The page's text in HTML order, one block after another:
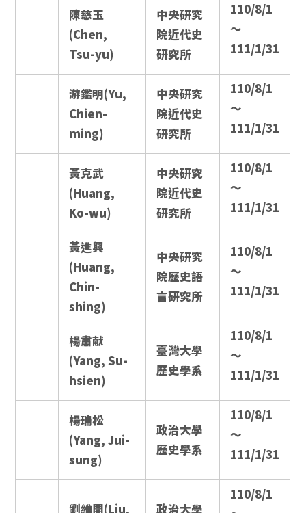
陳慈玉
(Chen,
Tsu-yu)
中央研究
院近代史
研究所
110/8/1
～
111/1/31
游鑑明(Yu,
Chien-
ming)
中央研究
院近代史
研究所
110/8/1
～
111/1/31
黃克武
(Huang,
Ko-wu)
中央研究
院近代史
研究所
110/8/1
～
111/1/31
黃進興
(Huang,
Chin-
shing)
中央研究
院歷史語
言研究所
110/8/1
～
111/1/31
楊肅献
(Yang, Su-
hsien)
臺灣大學
歷史學系
110/8/1
～
111/1/31
楊瑞松
(Yang, Jui-
sung)
政治大學
歷史學系
110/8/1
～
111/1/31
劉維開(Liu, 政治大學
110/8/1